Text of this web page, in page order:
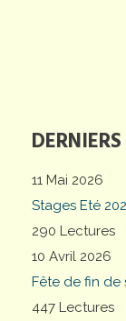
11 Mai 2026
Stages Eté
290 Lectures
10 Avril 2026
Fête de fin de
447 Lectures